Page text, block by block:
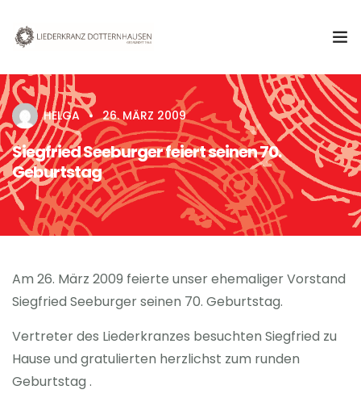
Aktuelles
Verein
Chor
Termine & Veranstaltungen
HELGA 26. MÄRZ 2009
Siegfried Seeburger feiert seinen 70.
Geburtstag
Am 26. März 2009 feierte unser ehemaliger Vorstand
Siegfried Seeburger seinen 70. Geburtstag.
Vertreter des Liederkranzes besuchten Siegfried zu
Hause und gratulierten herzlichst zum runden
Geburtstag .